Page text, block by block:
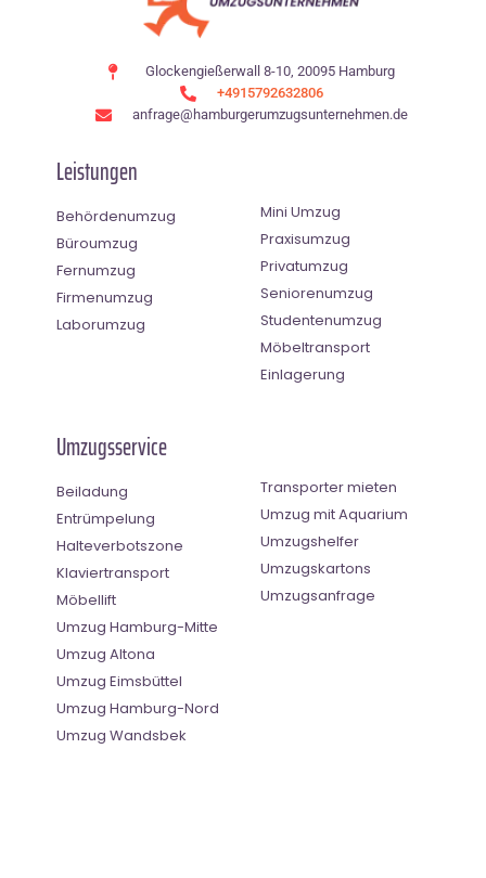
Glockengießerwall 8-10, 20095 Hamburg
+4915792632806
anfrage@hamburgerumzugsunternehmen.de
Leistungen
Behördenumzug
Büroumzug
Fernumzug
Firmenumzug
Laborumzug
Mini Umzug
Praxisumzug
Privatumzug
Seniorenumzug
Studentenumzug
Möbeltransport
Einlagerung
Umzugsservice
Beiladung
Entrümpelung
Halteverbotszone
Klaviertransport
Möbellift
Umzug Hamburg-Mitte
Umzug Altona
Umzug Eimsbüttel
Umzug Hamburg-Nord
Umzug Wandsbek
Transporter mieten
Umzug mit Aquarium
Umzugshelfer
Umzugskartons
Umzugsanfrage